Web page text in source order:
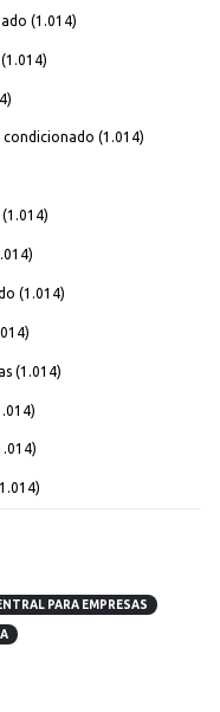
(1.014)
(1.014)
(1.014)
(1.014)
(1.014)
(1.014)
PARA EMPRESAS